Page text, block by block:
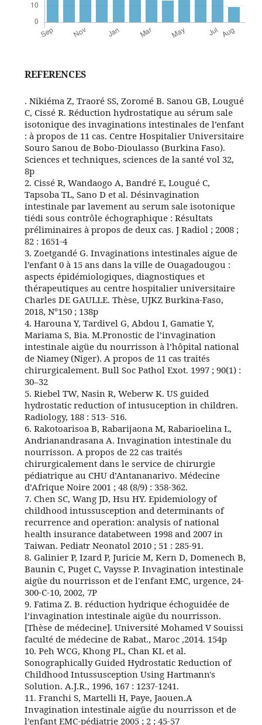
REFERENCES
. Nikiéma Z, Traoré SS, Zoromé B. Sanou GB, Lougué
C, Cissé R. Réduction hydrostatique au sérum sale
isotonique des invaginations intestinales de l’enfant
: à propos de 11 cas. Centre Hospitalier Universitaire
Souro Sanou de Bobo-Dioulasso (Burkina Faso).
Sciences et techniques, sciences de la santé vol 32,
8p
2. Cissé R, Wandaogo A, Bandré E, Lougué C,
Tapsoba TL, Sano D et al. Désinvagination
intestinale par lavement au serum sale isotonique
tiédi sous contrôle échographique : Résultats
préliminaires à propos de deux cas. J Radiol ; 2008 ;
82 : 1651-4
3. Zoetgandé G. Invaginations intestinales aigue de
l’enfant 0 à 15 ans dans la ville de Ouagadougou :
aspects épidémiologiques, diagnostiques et
thérapeutiques au centre hospitalier universitaire
Charles DE GAULLE. Thèse, UJKZ Burkina-Faso,
2018, N°150 ; 138p
4. Harouna Y, Tardivel G, Abdou I, Gamatie Y,
Mariama S, Bia. M.Pronostic de l’invagination
intestinale aigüe du nourrisson à l’hôpital national
de Niamey (Niger). A propos de 11 cas traités
chirurgicalement. Bull Soc Pathol Exot. 1997 ; 90(1) :
30–32
5. Riebel TW, Nasin R, Weberw K. US guided
hydrostatic reduction of intusuception in children.
Radiology, 188 : 513- 516.
6. Rakotoarisoa B, Rabarijaona M, Rabarioelina L,
Andrianandrasana A. Invagination intestinale du
nourrisson. A propos de 22 cas traités
chirurgicalement dans le service de chirurgie
pédiatrique au CHU d’Antananarivo. Médecine
d’Afrique Noire 2001 ; 48 (8/9) : 358-362.
7. Chen SC, Wang JD, Hsu HY. Epidemiology of
childhood intussusception and determinants of
recurrence and operation: analysis of national
health insurance databetween 1998 and 2007 in
Taiwan. Pediatr Neonatol 2010 ; 51 : 285-91.
8. Galinier P, Izard P, Juricie M, Kern D, Domenech B,
Baunin C, Puget C, Vaysse P. Invagination intestinale
aigüe du nourrisson et de l'enfant EMC, urgence, 24-
300-C-10, 2002, 7P
9. Fatima Z. B. réduction hydrique échoguidée de
l’invagination intestinale aigüe du nourrisson.
[Thèse de médecine]. Université Mohamed V Souissi
faculté de médecine de Rabat., Maroc ,2014. 154p
10. Peh WCG, Khong PL, Chan KL et al.
Sonographically Guided Hydrostatic Reduction of
Childhood Intussusception Using Hartmann's
Solution. A.J.R., 1996, 167 : 1237-1241.
11. Franchi S, Martelli H, Paye, Jaouen.A
Invagination intestinale aigüe du nourrisson et de
l’enfant EMC-pédiatrie 2005 ; 2 ; 45-57